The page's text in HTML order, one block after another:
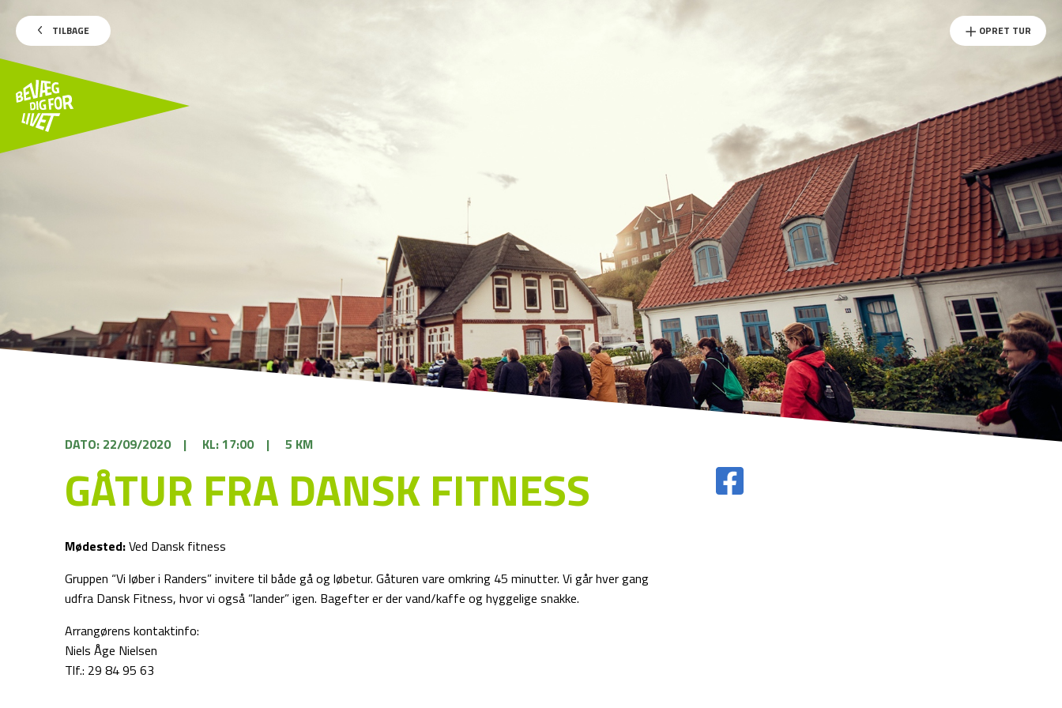
TILBAGE OPRET TUR
DATO: 22/09/2020 | KL: 17:00 | 5 KM
GÅTUR FRA DANSK FITNESS
Mødested:Ved Dansk fitness
Gruppen “Vi løber i Randers” invitere til både gå og løbetur. Gåturen vare omkring 45 minutter. Vi går hver gang
udfra Dansk Fitness, hvor vi også “lander” igen. Bagefter er der vand/kaffe og hyggelige snakke.
Arrangørens kontaktinfo:
Niels Åge Nielsen
Tlf.: 29 84 95 63